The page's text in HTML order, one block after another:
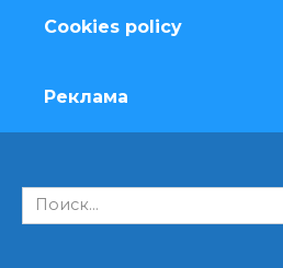
Cookies policy
Реклама
Search
for: